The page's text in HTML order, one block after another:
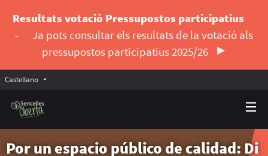
Resultats votació Pressupostos participatius
-
Ja pots consultar els resultats de la votació als
pressupostos participatius 2025/26
Castellano Triar la llengua
Por un espacio público de calidad: Di